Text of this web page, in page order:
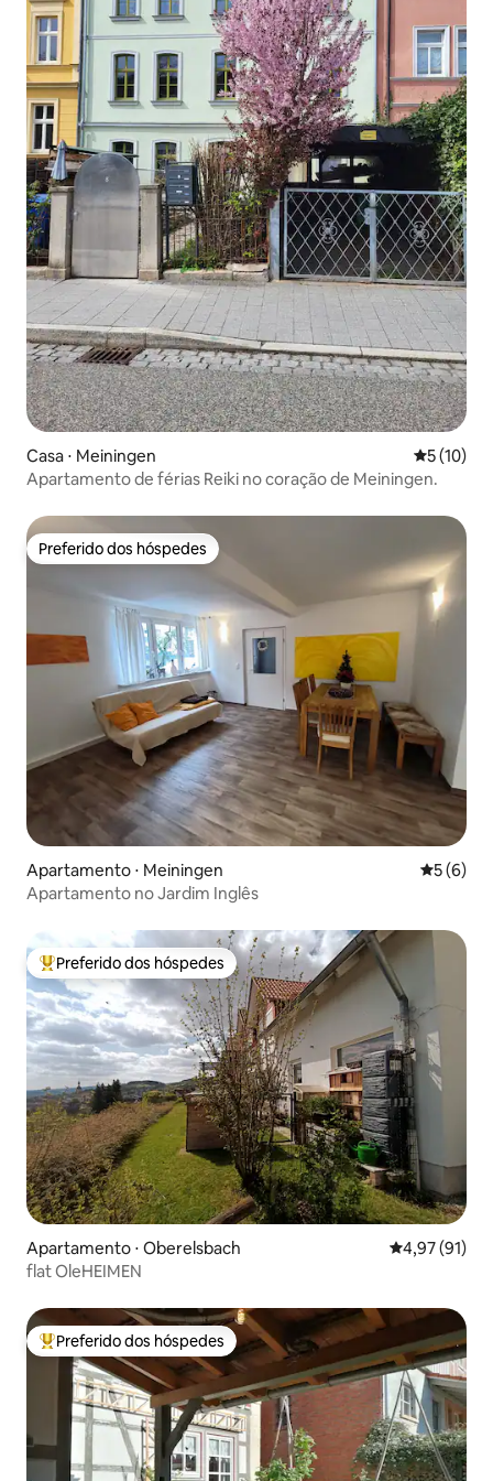
Casa ⋅ Meiningen 5 de uma
5 (10)
Apartamento de férias Reiki no coração de Meiningen.
Preferido dos hóspedes
Preferido dos hóspedes
Apartamento ⋅ Meiningen 5 de
5 (6)
Apartamento no Jardim Inglês
Entre os melhores preferidos dos hóspedes
Preferido dos hóspedes
Apartamento ⋅ Oberelsbach 4,97 de uma
4,97 (91)
flat OleHEIMEN
Entre os melhores preferidos dos hóspedes
Preferido dos hóspedes